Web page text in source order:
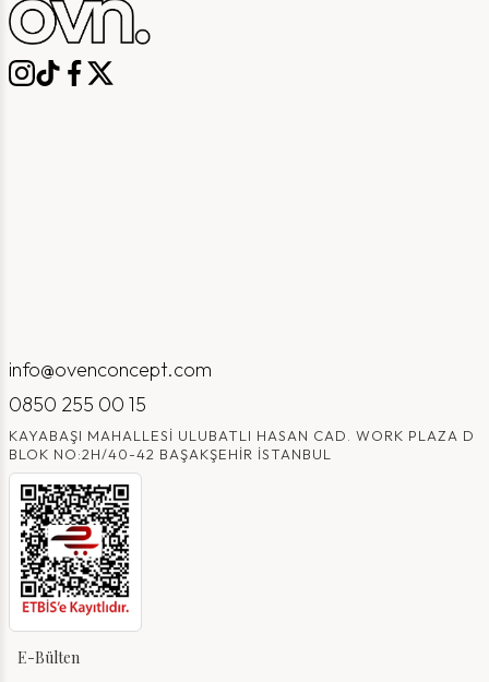
info@ovenconcept.com
0850 255 00 15
KAYABAŞI MAHALLESI ULUBATLI HASAN CAD. WORK PLAZA D
BLOK NO:2H/40-42 BAŞAKŞEHIR İSTANBUL
E-Bülten